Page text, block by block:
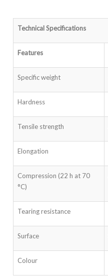
Technical Specifications
Features
Specific weight
Hardness
Tensile strength
Elongation
Compression (22 h at 70
°C)
Tearing resistance
Surface
Colour